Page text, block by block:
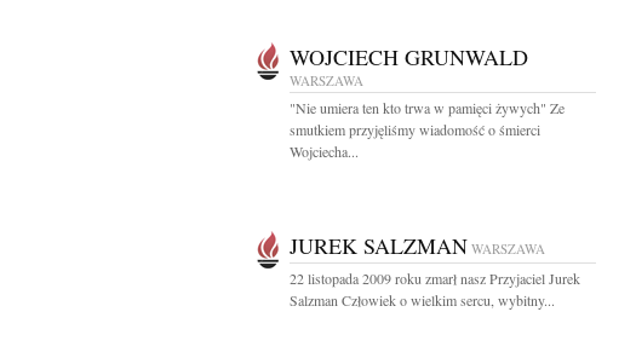
WOJCIECH GRUNWALD
WARSZAWA
"Nie umiera ten kto trwa w pamięci żywych" Ze
smutkiem przyjęliśmy wiadomość o śmierci
Wojciecha...
JUREK SALZMAN WARSZAWA
22 listopada 2009 roku zmarł nasz Przyjaciel Jurek
Salzman Człowiek o wielkim sercu, wybitny...